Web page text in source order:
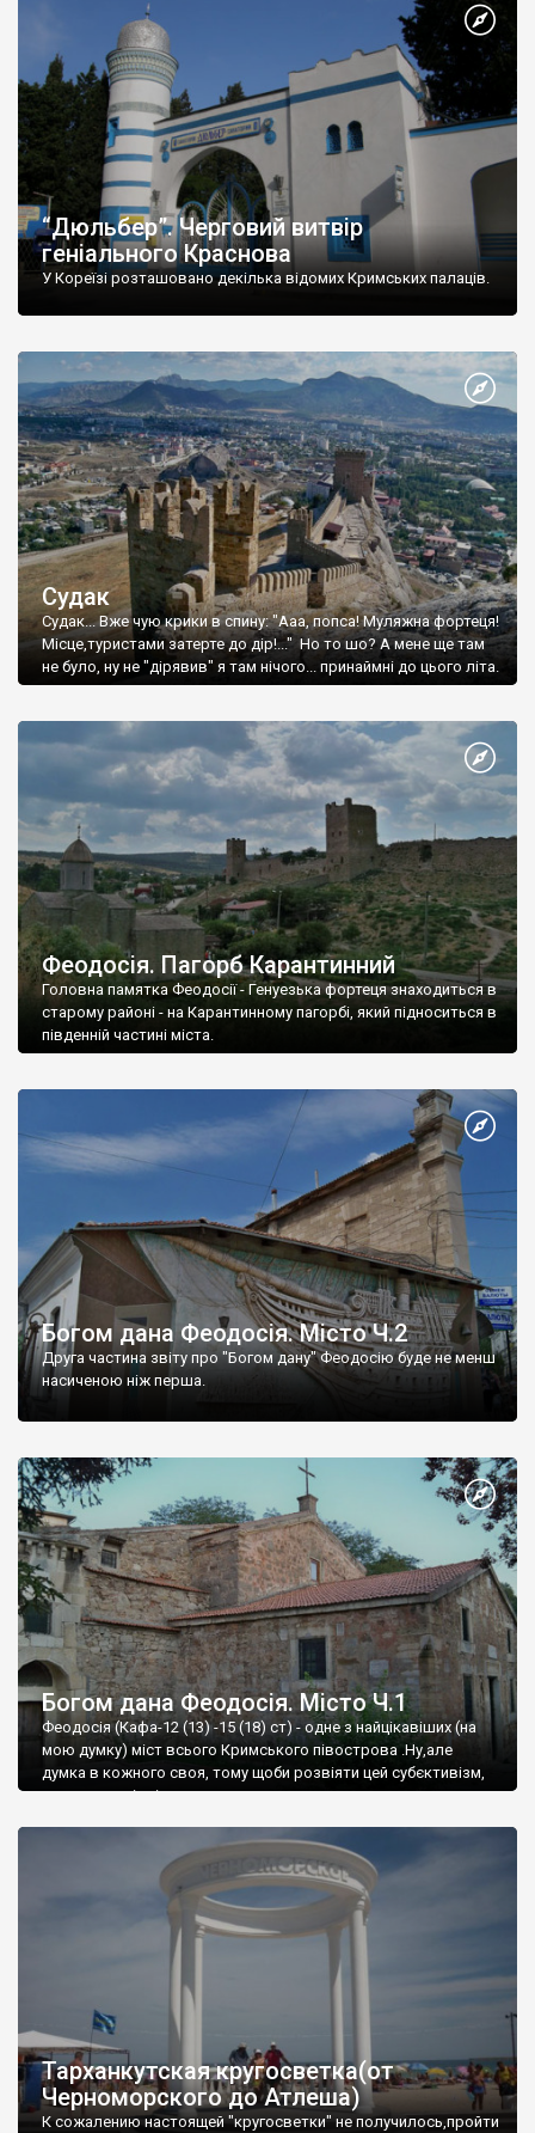
“Дюльбер”. Черговий витвір
геніального Краснова
У Кореїзі розташовано декілька відомих Кримських палаців.
Судак
Судак... Вже чую крики в спину: "Ааа, попса! Муляжна фортеця!
Місце,туристами затерте до дір!..." Но то шо? А мене ще там
не було, ну не "дірявив" я там нічого... принаймні до цього літа.
Феодосія. Пагорб Карантинний
Головна памятка Феодосії - Генуезька фортеця знаходиться в
старому районі - на Карантинному пагорбі, який підноситься в
південній частині міста.
Богом дана Феодосія. Місто Ч.2
Друга частина звіту про "Богом дану" Феодосію буде не менш
насиченою ніж перша.
Богом дана Феодосія. Місто Ч.1
Феодосія (Кафа-12 (13) -15 (18) ст) - одне з найцікавіших (на
мою думку) міст всього Кримського півострова .Ну,але
думка в кожного своя, тому щоби розвіяти цей субєктивізм,
запрошую відвідати це
Тарханкутская кругосветка(от
Черноморского до Атлеша)
К сожалению настоящей "кругосветки" не получилось,пройти